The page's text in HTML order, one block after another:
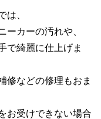
は、
ーカーの汚れや、
で綺麗に仕上げま
修などの修理もおま
お受けできない場合